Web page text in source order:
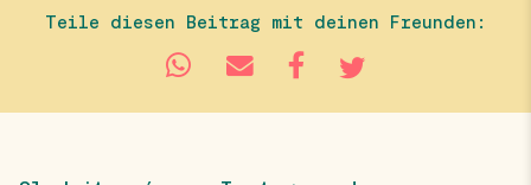
Teile diesen Beitrag mit deinen Freunden: